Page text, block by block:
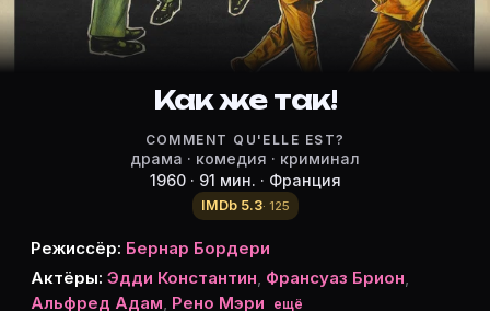
Франсуаз Брион
Альфред Адам
Франсуаз Прево
Анри Коган
Билли Кирнс
Как же так!
COMMENT QU'ELLE EST?
драма · комедия · криминал
1960 · 91 мин. · Франция
IMDb 5.3· 125
Режиссёр: Бернар Бордери
Актёры: Эдди Константин, Франсуаз Брион,
Альфред Адам, Рено Мэри ещё